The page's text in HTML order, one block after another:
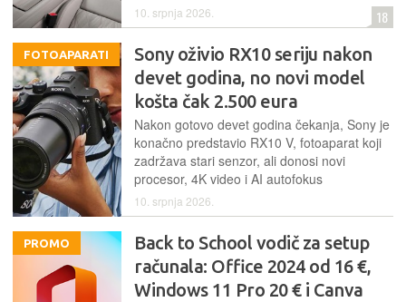
10. srpnja 2026. 18
FOTOAPARATI
Sony oživio RX10 seriju nakon
devet godina, no novi model
košta čak 2.500 eura
Nakon gotovo devet godina čekanja, Sony je
konačno predstavio RX10 V, fotoaparat koji
zadržava stari senzor, ali donosi novi
procesor, 4K video i AI autofokus
10. srpnja 2026.
PROMO
Back to School vodič za setup
računala: Office 2024 od 16 €,
Windows 11 Pro 20 € i Canva